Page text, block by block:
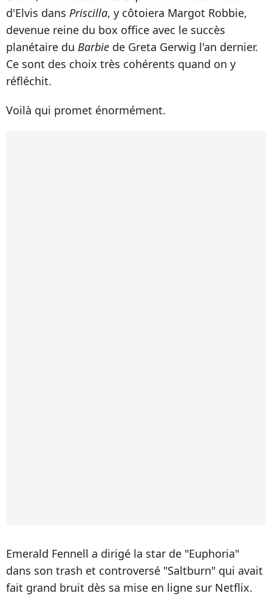
d'Elvis dans Priscilla, y côtoiera Margot Robbie,
devenue reine du box office avec le succès
planétaire du Barbie de Greta Gerwig l'an dernier.
Ce sont des choix très cohérents quand on y
réfléchit.
Voilà qui promet énormément.
Emerald Fennell a dirigé la star de "Euphoria"
dans son trash et controversé "Saltburn" qui avait
fait grand bruit dès sa mise en ligne sur Netflix.